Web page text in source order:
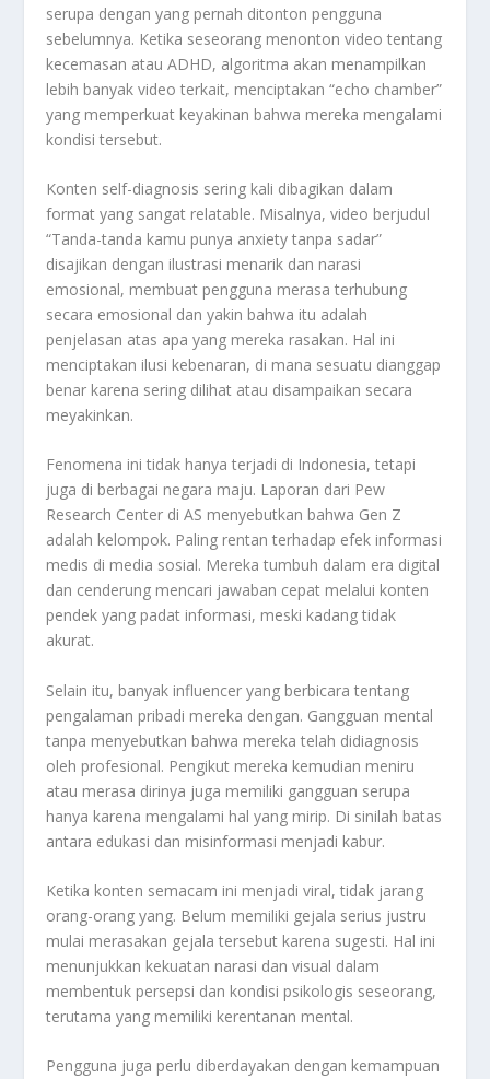
serupa dengan yang pernah ditonton pengguna
sebelumnya. Ketika seseorang menonton video tentang
kecemasan atau ADHD, algoritma akan menampilkan
lebih banyak video terkait, menciptakan “echo chamber”
yang memperkuat keyakinan bahwa mereka mengalami
kondisi tersebut.
Konten self-diagnosis sering kali dibagikan dalam
format yang sangat relatable. Misalnya, video berjudul
“Tanda-tanda kamu punya anxiety tanpa sadar”
disajikan dengan ilustrasi menarik dan narasi
emosional, membuat pengguna merasa terhubung
secara emosional dan yakin bahwa itu adalah
penjelasan atas apa yang mereka rasakan. Hal ini
menciptakan ilusi kebenaran, di mana sesuatu dianggap
benar karena sering dilihat atau disampaikan secara
meyakinkan.
Fenomena ini tidak hanya terjadi di Indonesia, tetapi
juga di berbagai negara maju. Laporan dari Pew
Research Center di AS menyebutkan bahwa Gen Z
adalah kelompok. Paling rentan terhadap efek informasi
medis di media sosial. Mereka tumbuh dalam era digital
dan cenderung mencari jawaban cepat melalui konten
pendek yang padat informasi, meski kadang tidak
akurat.
Selain itu, banyak influencer yang berbicara tentang
pengalaman pribadi mereka dengan. Gangguan mental
tanpa menyebutkan bahwa mereka telah didiagnosis
oleh profesional. Pengikut mereka kemudian meniru
atau merasa dirinya juga memiliki gangguan serupa
hanya karena mengalami hal yang mirip. Di sinilah batas
antara edukasi dan misinformasi menjadi kabur.
Ketika konten semacam ini menjadi viral, tidak jarang
orang-orang yang. Belum memiliki gejala serius justru
mulai merasakan gejala tersebut karena sugesti. Hal ini
menunjukkan kekuatan narasi dan visual dalam
membentuk persepsi dan kondisi psikologis seseorang,
terutama yang memiliki kerentanan mental.
Pengguna juga perlu diberdayakan dengan kemampuan